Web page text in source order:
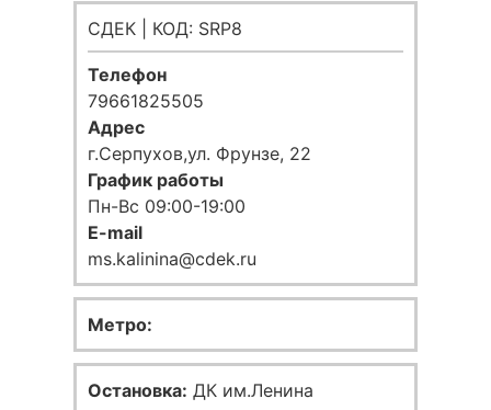
СДЕК | КОД: SRP8
Телефон
79661825505
Адрес
г.Серпухов,ул. Фрунзе, 22
График работы
Пн-Вс 09:00-19:00
E-mail
ms.kalinina@cdek.ru
Метро:
Остановка: ДК им.Ленина